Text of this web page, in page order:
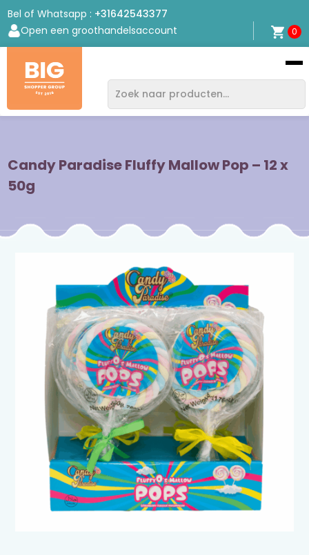
Bel of Whatsapp : +31642543377
Open een groothandelsaccount
0
Bigshopper
Group
Candy Paradise Fluffy Mallow Pop – 12 x
50g